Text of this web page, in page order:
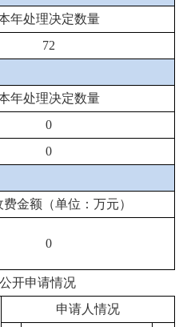
年处理决定数量
72
年处理决定数量
0
0
金额（单位：万元）
0
开申请情况
申请人情况